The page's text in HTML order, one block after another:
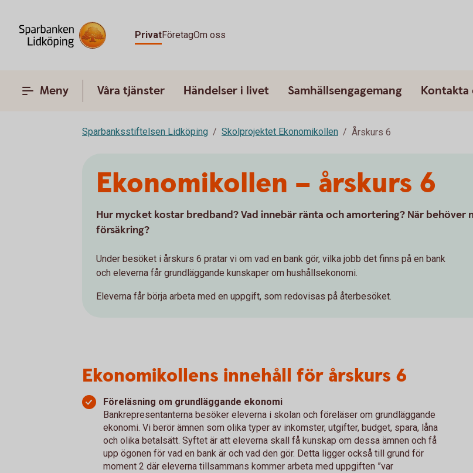
PrivatFöretagOm oss
Meny Våra tjänster Händelser i livet Samhällsengagemang Kontakta
Sparbanksstiftelsen Lidköping Skolprojektet Ekonomikollen Årskurs 6
Ekonomikollen – årskurs 6
Hur mycket kostar bredband? Vad innebär ränta och amortering? När behöver
försäkring?
Under besöket i årskurs 6 pratar vi om vad en bank gör, vilka jobb det finns på en bank
och eleverna får grundläggande kunskaper om hushållsekonomi.
Eleverna får börja arbeta med en uppgift, som redovisas på återbesöket.
Ekonomikollens innehåll för årskurs 6
Föreläsning om grundläggande ekonomi
Bankrepresentanterna besöker eleverna i skolan och föreläser om grundläggande
ekonomi. Vi berör ämnen som olika typer av inkomster, utgifter, budget, spara, låna
och olika betalsätt. Syftet är att eleverna skall få kunskap om dessa ämnen och få
upp ögonen för vad en bank är och vad den gör. Detta ligger också till grund för
moment 2 där eleverna tillsammans kommer arbeta med uppgiften ”var